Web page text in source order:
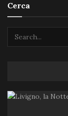
Cerca